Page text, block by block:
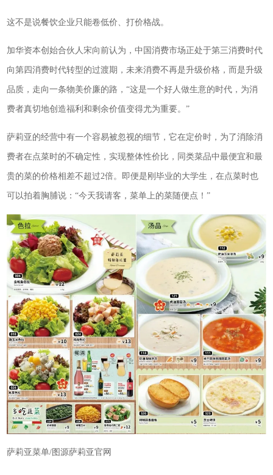
这不是说餐饮企业只能卷低价、打价格战。
加华资本创始合伙人宋向前认为，中国消费市场正处于第三消费时代
向第四消费时代转型的过渡期，未来消费不再是升级价格，而是升级
品质，走向一条物美价廉的路，“这是一个好人做生意的时代，为消
费者真切地创造福利和剩余价值变得尤为重要。”
萨莉亚的经营中有一个容易被忽视的细节，它在定价时，为了消除消
费者在点菜时的不确定性，实现整体性价比，同类菜品中最便宜和最
贵的菜的价格相差不超过2倍。即便是刚毕业的大学生，在点菜时也
可以拍着胸脯说：“今天我请客，菜单上的菜随便点！”
萨莉亚菜单/图源萨莉亚官网